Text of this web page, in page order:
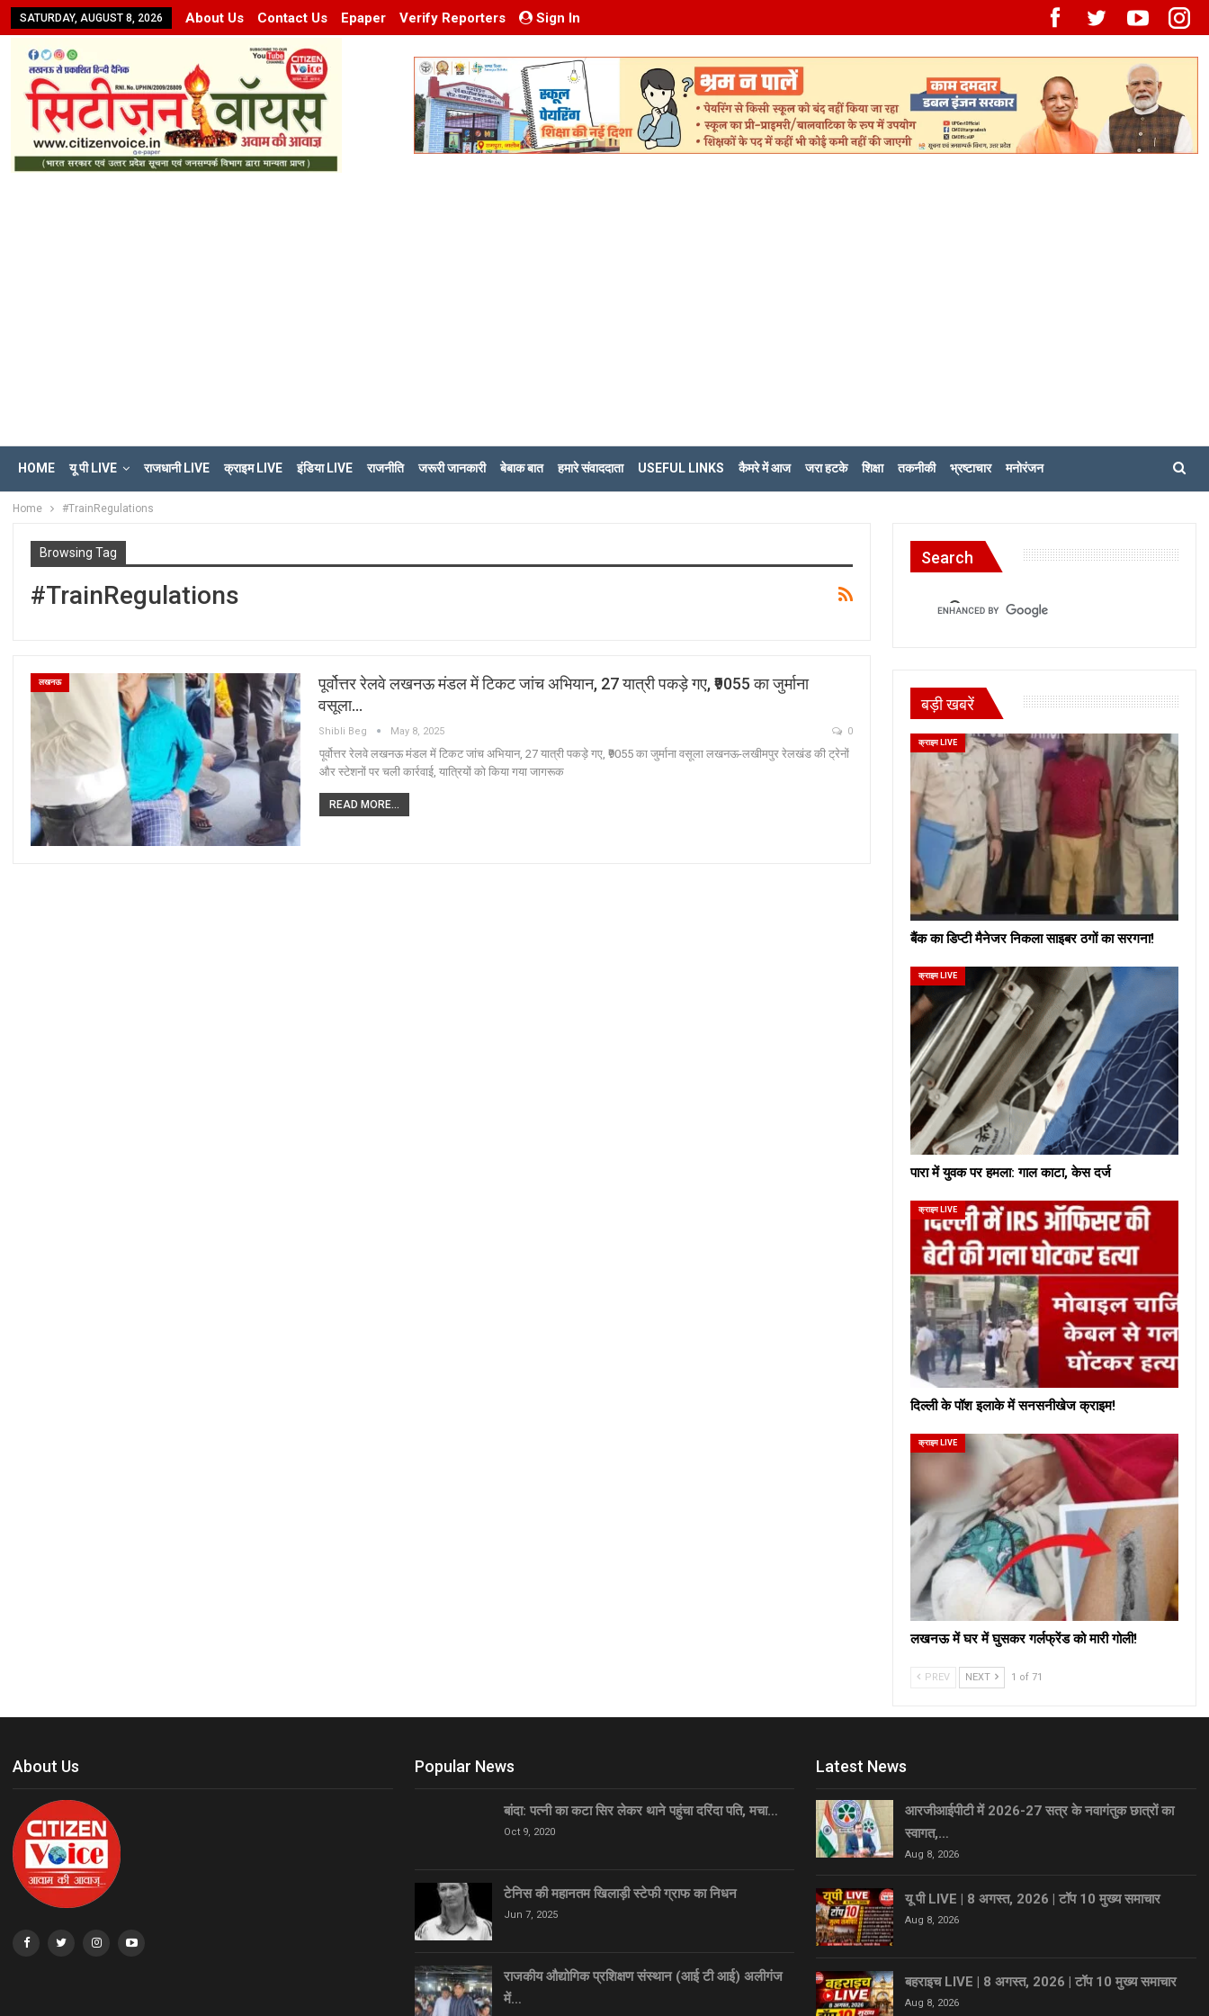
SATURDAY, AUGUST 8, 2026 About Us Contact Us Epaper Verify Reporters Sign In
HOME यू पी LIVE राजधानी LIVE क्राइम LIVE इंडिया LIVE राजनीति जरूरी जानकारी बेबाक बात हमारे संवाददाता USEFUL LINKS कैमरे में आज जरा हटके शिक्षा तकनीकी भ्रष्टाचार मनोरंजन
Home #TrainRegulations
Browsing Tag
#TrainRegulations
लखनऊ
पूर्वोत्तर रेलवे लखनऊ मंडल में टिकट जांच अभियान, 27 यात्री पकड़े गए, ₹9055 का जुर्माना
वसूला…
Shibli Beg May 8, 2025 0
पूर्वोत्तर रेलवे लखनऊ मंडल में टिकट जांच अभियान, 27 यात्री पकड़े गए, ₹9055 का जुर्माना वसूला लखनऊ-लखीमपुर रेलखंड की ट्रेनों
और स्टेशनों पर चली कार्रवाई, यात्रियों को किया गया जागरूक
READ MORE...
Search
बड़ी खबरें
क्राइम LIVE
बैंक का डिप्टी मैनेजर निकला साइबर ठगों का सरगना!
क्राइम LIVE
पारा में युवक पर हमला: गाल काटा, केस दर्ज
क्राइम LIVE
दिल्ली के पॉश इलाके में सनसनीखेज क्राइम!
क्राइम LIVE
लखनऊ में घर में घुसकर गर्लफ्रेंड को मारी गोली!
PREV NEXT 1 of 71
About Us Popular News
बांदा: पत्नी का कटा सिर लेकर थाने पहुंचा दरिंदा पति, मचा…
Oct 9, 2020
टेनिस की महानतम खिलाड़ी स्टेफी ग्राफ का निधन
Jun 7, 2025
राजकीय औद्योगिक प्रशिक्षण संस्थान (आई टी आई) अलीगंज
में…
Latest News
आरजीआईपीटी में 2026-27 सत्र के नवागंतुक छात्रों का
स्वागत,…
Aug 8, 2026
यू पी LIVE | 8 अगस्त, 2026 | टॉप 10 मुख्य समाचार
Aug 8, 2026
बहराइच LIVE | 8 अगस्त, 2026 | टॉप 10 मुख्य समाचार
Aug 8, 2026